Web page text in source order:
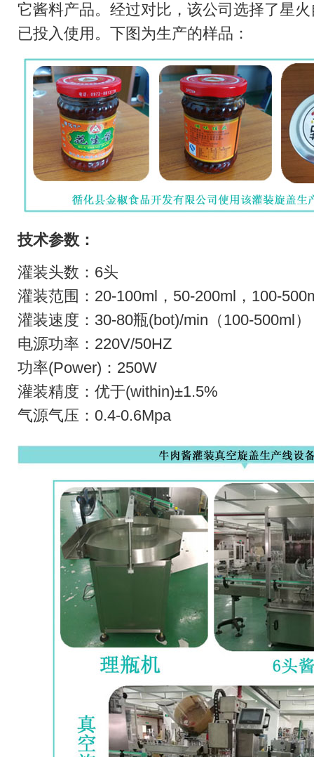
它酱料产品。经过对比，该公司选择了星
已投入使用。下图为生产的样品：
技术参数：
灌装头数：6头
灌装范围：20-100ml，50-200ml，100-
灌装速度：30-80瓶(bot)/min（100-500ml）
电源功率：220V/50HZ
功率(Power)：250W
灌装精度：优于(within)±1.5%
气源气压：0.4-0.6Mpa